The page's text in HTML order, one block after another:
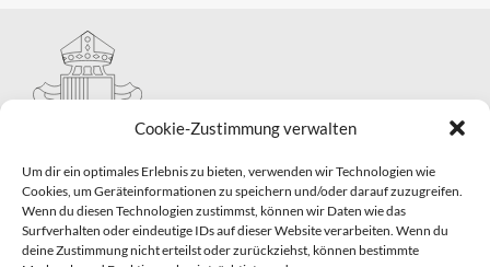
Cookie-Zustimmung verwalten
Um dir ein optimales Erlebnis zu bieten, verwenden wir Technologien wie
Cookies, um Geräteinformationen zu speichern und/oder darauf zuzugreifen.
Wenn du diesen Technologien zustimmst, können wir Daten wie das
Surfverhalten oder eindeutige IDs auf dieser Website verarbeiten. Wenn du
deine Zustimmung nicht erteilst oder zurückziehst, können bestimmte
Hauptabteilung II – Seelsorge
Pastorale Grunddienste und Sakramentenpastoral
Telefon: 0821 3166-2593